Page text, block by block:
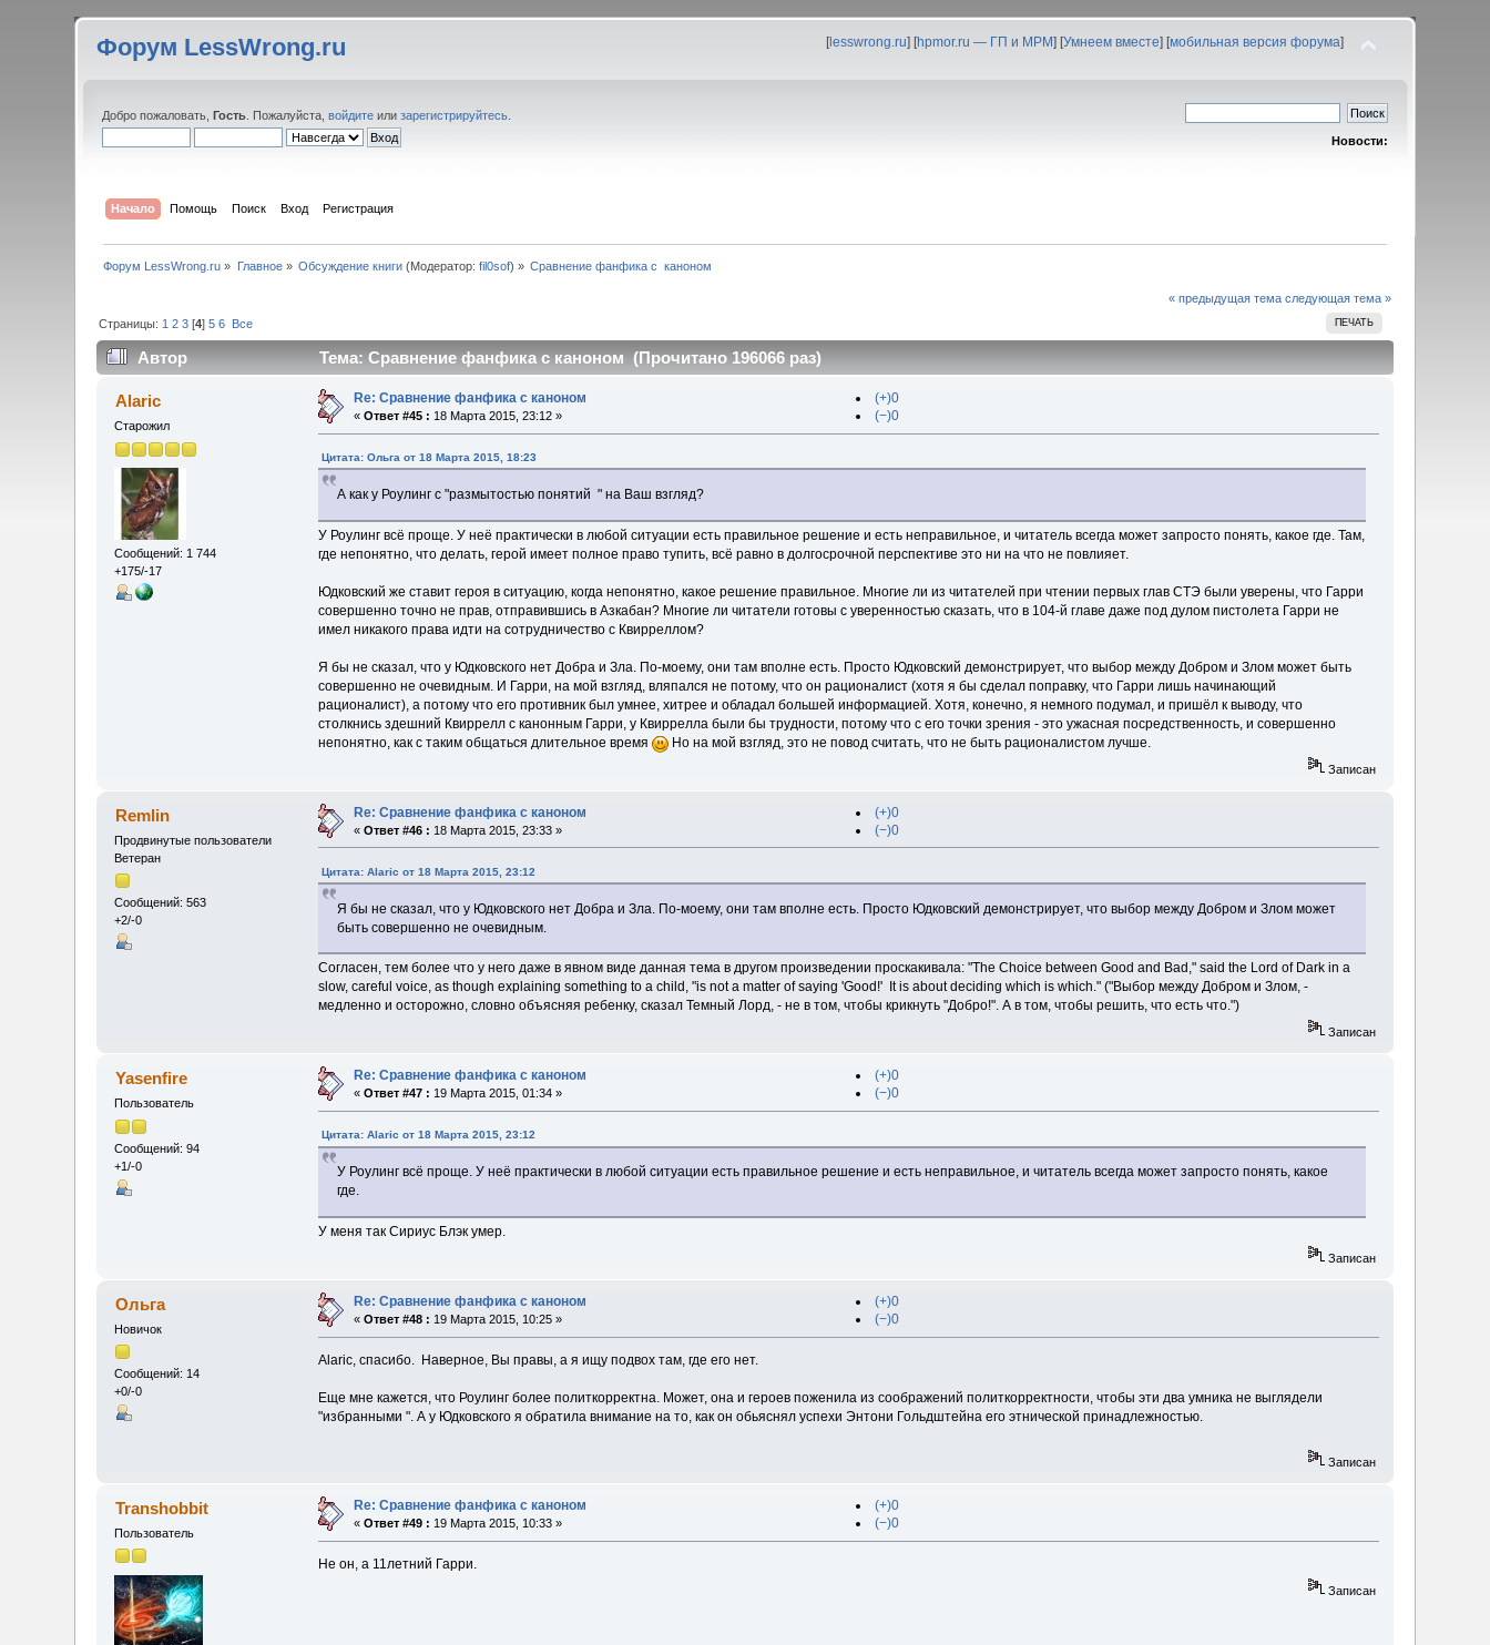
Форум LessWrong.ru [lesswrong.ru] [hpmor.ru — ГП и МРМ] [Умнеем вместе] [мобильная версия форума]
Добро пожаловать,Гость . Пожалуйста,войдите илизарегистрируйтесь
Новости:
Начало Помощь Поиск Вход Регистрация
Форум LessWrong.ru » Главное» Обсуждение книги (Модератор:fil0sof) » Сравнение фанфика с  каноном
« предыдущая тема следующая тема »
ПЕЧАТЬ
Страницы: 1 2 3 [4]5 6 Все
Автор Тема: Сравнение фанфика с каноном (Прочитано 196066 раз)
Alaric
Старожил
Сообщений: 1 744
+175/-17
Re: Сравнение фанфика с каноном
«Ответ #45 : 18 Марта 2015, 23:12 »
(+)0
(−)0
Цитата: Ольга от 18 Марта 2015, 18:23
А как у Роулинг с "размытостью понятий " на Ваш взгляд?
У Роулинг всё проще. У неё практически в любой ситуации есть правильное решение и есть неправильное, и читатель всегда может запросто понять, какое где. Там,
где непонятно, что делать, герой имеет полное право тупить, всё равно в долгосрочной перспективе это ни на что не повлияет.
Юдковский же ставит героя в ситуацию, когда непонятно, какое решение правильное. Многие ли из читателей при чтении первых глав СТЭ были уверены, что Гарри
совершенно точно не прав, отправившись в Азкабан? Многие ли читатели готовы с уверенностью сказать, что в 104-й главе даже под дулом пистолета Гарри не
имел никакого права идти на сотрудничество с Квирреллом?
Я бы не сказал, что у Юдковского нет Добра и Зла. По-моему, они там вполне есть. Просто Юдковский демонстрирует, что выбор между Добром и Злом может быть
совершенно не очевидным. И Гарри, на мой взгляд, вляпался не потому, что он рационалист (хотя я бы сделал поправку, что Гарри лишь начинающий
рационалист), а потому что его противник был умнее, хитрее и обладал большей информацией. Хотя, конечно, я немного подумал, и пришёл к выводу, что
столкнись здешний Квиррелл с канонным Гарри, у Квиррелла были бы трудности, потому что с его точки зрения - это ужасная посредственность, и совершенно
непонятно, как с таким общаться длительное время
Но на мой взгляд, это не повод считать, что не быть рационалистом лучше.
Записан
Remlin
Продвинутые пользователи
Ветеран
Сообщений: 563
+2/-0
Re: Сравнение фанфика с каноном
«Ответ #46 : 18 Марта 2015, 23:33 »
(+)0
(−)0
Цитата: Alaric от 18 Марта 2015, 23:12
Я бы не сказал, что у Юдковского нет Добра и Зла. По-моему, они там вполне есть. Просто Юдковский демонстрирует, что выбор между Добром и Злом может
быть совершенно не очевидным.
Согласен, тем более что у него даже в явном виде данная тема в другом произведении проскакивала: "The Choice between Good and Bad," said the Lord of Dark in a
slow, careful voice, as though explaining something to a child, "is not a matter of saying 'Good!' It is about deciding which is which." ("Выбор между Добром и Злом, -
медленно и осторожно, словно объясняя ребенку, сказал Темный Лорд, - не в том, чтобы крикнуть "Добро!". А в том, чтобы решить, что есть что.")
Записан
Yasenfire
Пользователь
Сообщений: 94
+1/-0
Re: Сравнение фанфика с каноном
«Ответ #47 : 19 Марта 2015, 01:34 »
(+)0
(−)0
Цитата: Alaric от 18 Марта 2015, 23:12
У Роулинг всё проще. У неё практически в любой ситуации есть правильное решение и есть неправильное, и читатель всегда может запросто понять, какое
где.
У меня так Сириус Блэк умер.
Записан
Ольга
Новичок
Сообщений: 14
+0/-0
Re: Сравнение фанфика с каноном
«Ответ #48 : 19 Марта 2015, 10:25 »
(+)0
(−)0
Alaric, спасибо. Наверное, Вы правы, а я ищу подвох там, где его нет.
Еще мне кажется, что Роулинг более политкорректна. Может, она и героев поженила из соображений политкорректности, чтобы эти два умника не выглядели
"избранными ". А у Юдковского я обратила внимание на то, как он обьяснял успехи Энтони Гольдштейна его этнической принадлежностью.
Записан
Transhobbit
Пользователь
Re: Сравнение фанфика с каноном
«Ответ #49 : 19 Марта 2015, 10:33 »
(+)0
(−)0
Не он, а 11летний Гарри.
Записан